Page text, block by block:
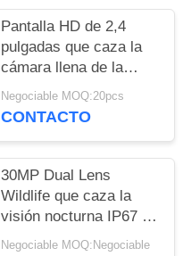
Pantalla HD de 2,4
pulgadas que caza la
cámara llena de la
caza del rastro del IR
LED HD 1080P de las
Negociable MOQ:20pcs
CONTACTO
30MP Dual Lens
Wildlife que caza la
visión nocturna IP67 de
la cámara 1080P
Negociable MOQ:Negociable